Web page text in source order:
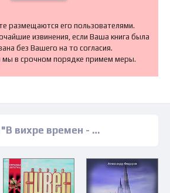
размещаются его пользователями.
извинения, если Ваша книга была
без Вашего на то согласия.
мы в срочном порядке примем меры.
Махров" книги читать бесплатно полные версии